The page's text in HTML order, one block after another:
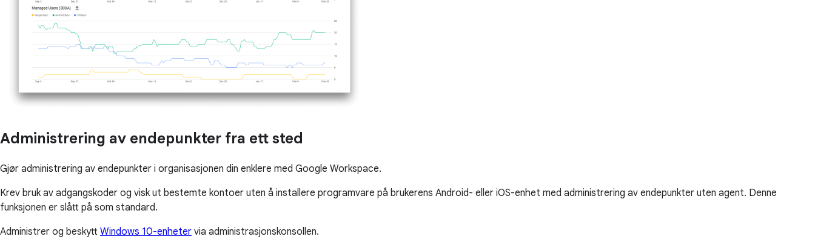
Administrering av endepunkter fra ett sted
Gjør administrering av endepunkter i organisasjonen din enklere med Google Workspace.
Krev bruk av adgangskoder og visk ut bestemte kontoer uten å installere programvare på brukerens Android- eller iOS-enhet med administrering av endepunkter uten agent. Denne
funksjonen er slått på som standard.
Administrer og beskytt Windows 10-enheter via administrasjonskonsollen.